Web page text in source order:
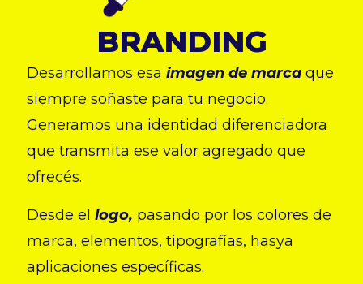
BRANDING
Desarrollamos esa imagen de marca que
siempre soñaste para tu negocio.
Generamos una identidad diferenciadora
que transmita ese valor agregado que
ofrecés.
Desde el logo, pasando por los colores de
marca, elementos, tipografías, hasya
aplicaciones específicas.